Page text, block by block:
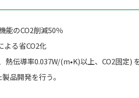
能のCO2削減50％
る省CO2化
伝導率0.037W/(m•K)以上、CO2固定)
品開発を行う。